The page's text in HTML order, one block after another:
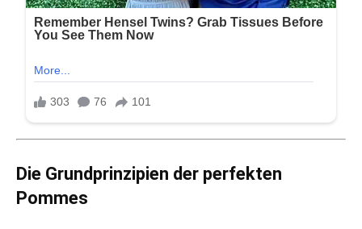
Die Grundprinzipien der perfekten
Pommes